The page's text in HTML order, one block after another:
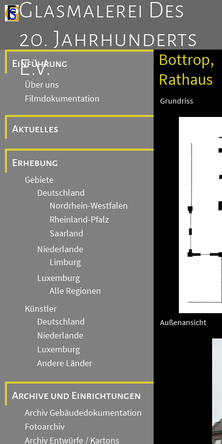
Glasmalerei Des
20. Jahrhunderts
E.V.
Einführung
Über uns
Filmdokumentation
Aktuelles
Erhebung
Gebiete
Deutschland
Nordrhein-Westfalen
Rheinland-Pfalz
Saarland
Niederlande
Limburg
Luxemburg
Alle Regionen
Künstler
Deutschland
Niederlande
Luxemburg
Andere Länder
Archive und Einrichtungen
Archiv Gebäudedokumentation
Fotoarchiv
Archiv Entwürfe / Kartons
Bottrop,
Rathaus
Grundriss
Außenansicht